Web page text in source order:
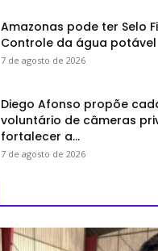
Amazonas pode ter Selo
Controle da água potável
7 de agosto de 2026
Diego Afonso propõe
voluntário de câmeras
fortalecer a...
7 de agosto de 2026